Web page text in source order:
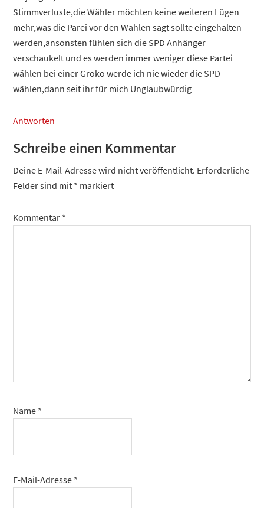
Stimmverluste,die Wähler möchten keine weiteren Lügen
mehr,was die Parei vor den Wahlen sagt sollte eingehalten
werden,ansonsten fühlen sich die SPD Anhänger
verschaukelt und es werden immer weniger diese Partei
wählen bei einer Groko werde ich nie wieder die SPD
wählen,dann seit ihr für mich Unglaubwürdig
Antworten
Schreibe einen Kommentar
Deine E-Mail-Adresse wird nicht veröffentlicht. Erforderliche
Felder sind mit * markiert
Kommentar *
Name *
E-Mail-Adresse *